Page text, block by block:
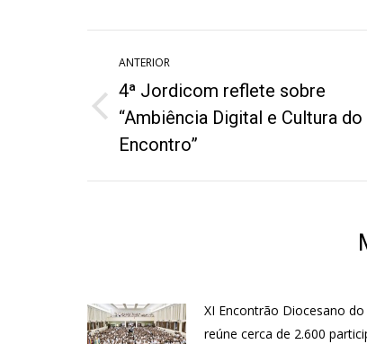
de
post:
ANTERIOR
Post
anterior:
4ª Jordicom reflete sobre
“Ambiência Digital e Cultura do
Encontro”
XI Encontrão Diocesano do
reúne cerca de 2.600